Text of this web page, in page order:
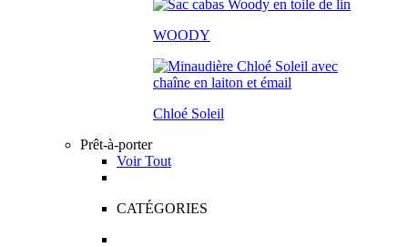
WOODY
Chloé Soleil
Prêt-à-porter
Voir Tout
CATÉGORIES